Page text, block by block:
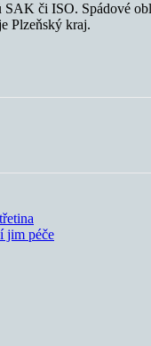
či ISO. Spádové
Plzeňský kraj.
jim péče